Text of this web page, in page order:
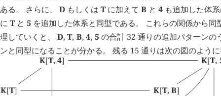
ある。 さらに、 D もしくは Tに加えて B と 4 も追加した体
に Tと 5 を追加した体系と同型である。 これらの関係から
理していくと、 D, T, B, 4, 5 の合計 32 通りの追加パターンの
ンと同型になることが分かる。 残る 15 通りは次の図のよう
K[ T, 4 K [T,
K T] K[ T, B